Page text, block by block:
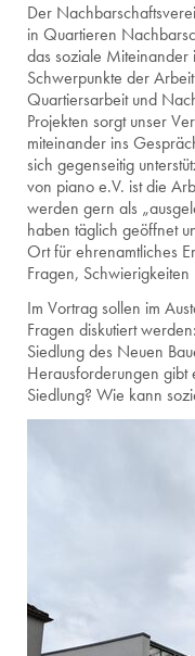
Der
in Quartieren
das soziale
Schwerpunkte der
Quartiersarbeit und
Projekten sorgt unser
miteinander ins
sich gegenseitig
von piano e.V. ist die
werden gern als
haben täglich geöffnet
Ort für ehrenamtliches
Fragen,
Im Vortrag sollen im
Fragen diskutiert
Siedlung des Neuen
Herausforderungen
Siedlung? Wie kann